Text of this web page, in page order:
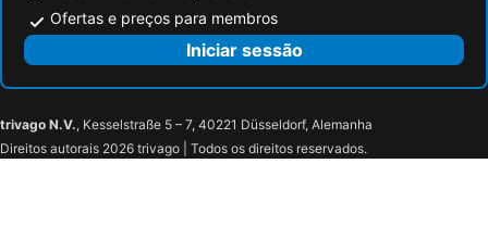
Ofertas e preços para membros
Iniciar sessão
trivago N.V., Kesselstraße 5 – 7, 40221 Düsseldorf, Alemanha
Direitos autorais 2026 trivago | Todos os direitos reservados.